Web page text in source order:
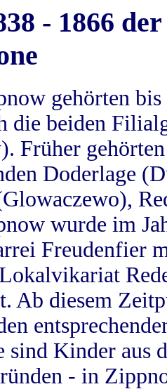
- 1866
gehörten
die beiden
Früher
Doderlage
wurde im
Freudenfier
Ab diesem
sind Kinder aus
- in